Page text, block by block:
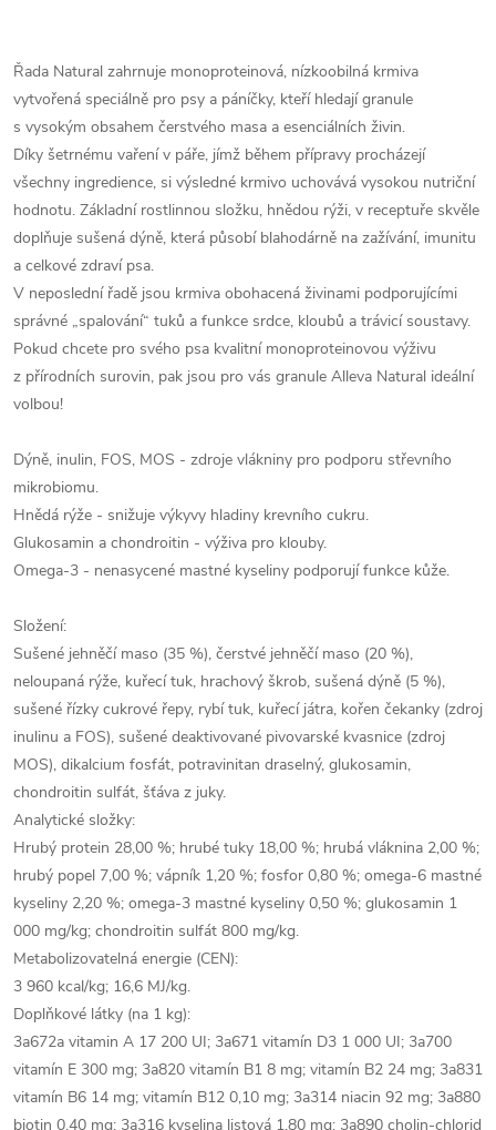
Řada Natural zahrnuje monoproteinová, nízkoobilná krmiva
vytvořená speciálně pro psy a páníčky, kteří hledají granule
s vysokým obsahem čerstvého masa a esenciálních živin.
Díky šetrnému vaření v páře, jímž během přípravy procházejí
všechny ingredience, si výsledné krmivo uchovává vysokou nutriční
hodnotu. Základní rostlinnou složku, hnědou rýži, v receptuře skvěle
doplňuje sušená dýně, která působí blahodárně na zažívání, imunitu
a celkové zdraví psa.
V neposlední řadě jsou krmiva obohacená živinami podporujícími
správné „spalování“ tuků a funkce srdce, kloubů a trávicí soustavy.
Pokud chcete pro svého psa kvalitní monoproteinovou výživu
z přírodních surovin, pak jsou pro vás granule Alleva Natural ideální
volbou!
Dýně, inulin, FOS, MOS - zdroje vlákniny pro podporu střevního
mikrobiomu.
Hnědá rýže - snižuje výkyvy hladiny krevního cukru.
Glukosamin a chondroitin - výživa pro klouby.
Omega-3 - nenasycené mastné kyseliny podporují funkce kůže.
Složení:
Sušené jehněčí maso (35 %), čerstvé jehněčí maso (20 %),
neloupaná rýže, kuřecí tuk, hrachový škrob, sušená dýně (5 %),
sušené řízky cukrové řepy, rybí tuk, kuřecí játra, kořen čekanky (zdroj
inulinu a FOS), sušené deaktivované pivovarské kvasnice (zdroj
MOS), dikalcium fosfát, potravinitan draselný, glukosamin,
chondroitin sulfát, šťáva z juky.
Analytické složky:
Hrubý protein 28,00 %; hrubé tuky 18,00 %; hrubá vláknina 2,00 %;
hrubý popel 7,00 %; vápník 1,20 %; fosfor 0,80 %; omega-6 mastné
kyseliny 2,20 %; omega-3 mastné kyseliny 0,50 %; glukosamin 1
000 mg/kg; chondroitin sulfát 800 mg/kg.
Metabolizovatelná energie (CEN):
3 960 kcal/kg; 16,6 MJ/kg.
Doplňkové látky (na 1 kg):
3a672a vitamin A 17 200 UI; 3a671 vitamín D3 1 000 UI; 3a700
vitamín E 300 mg; 3a820 vitamín B1 8 mg; vitamín B2 24 mg; 3a831
vitamín B6 14 mg; vitamín B12 0,10 mg; 3a314 niacin 92 mg; 3a880
biotin 0,40 mg; 3a316 kyselina listová 1,80 mg; 3a890 cholin-chlorid